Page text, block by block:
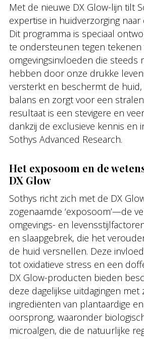
Met de nieuwe DX Glow-lijn tilt
expertise in huidverzorging naar
Dit programma is speciaal
te ondersteunen tegen
omgevingsinvloeden die steeds
hebben door onze drukke
versterkt en beschermt de
balans en zorgt voor een
resultaat is een stevigere en
dankzij de exclusieve kennis en
Sothys Advanced Research.
Het exposoom en de
DX Glow
Sothys richt zich met de DX
zogenaamde ‘exposoom’—de
omgevings- en
en slaapgebrek, die het
de huid versnellen. Deze
tot oxidatieve stress en een
DX Glow-producten bieden
deze dagelijkse uitdagingen met
ingrediënten van plantaardige
oorsprong, waaronder
microalgen, die de natuurlijke